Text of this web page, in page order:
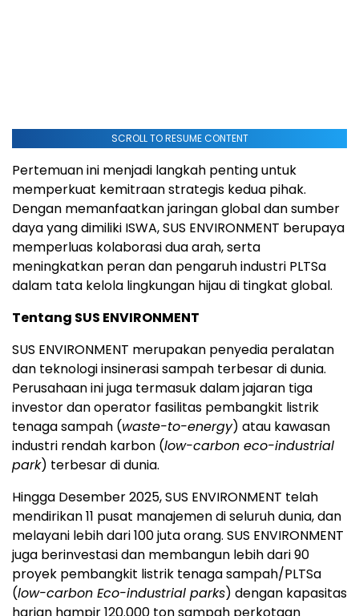
SCROLL TO RESUME CONTENT
Pertemuan ini menjadi langkah penting untuk
memperkuat kemitraan strategis kedua pihak.
Dengan memanfaatkan jaringan global dan sumber
daya yang dimiliki ISWA, SUS ENVIRONMENT berupaya
memperluas kolaborasi dua arah, serta
meningkatkan peran dan pengaruh industri PLTSa
dalam tata kelola lingkungan hijau di tingkat global.
Tentang SUS ENVIRONMENT
SUS ENVIRONMENT merupakan penyedia peralatan
dan teknologi insinerasi sampah terbesar di dunia.
Perusahaan ini juga termasuk dalam jajaran tiga
investor dan operator fasilitas pembangkit listrik
tenaga sampah (waste-to-energy) atau kawasan
industri rendah karbon (low-carbon eco-industrial
park) terbesar di dunia.
Hingga Desember 2025, SUS ENVIRONMENT telah
mendirikan 11 pusat manajemen di seluruh dunia, dan
melayani lebih dari 100 juta orang. SUS ENVIRONMENT
juga berinvestasi dan membangun lebih dari 90
proyek pembangkit listrik tenaga sampah/PLTSa
(low-carbon Eco-industrial parks) dengan kapasitas